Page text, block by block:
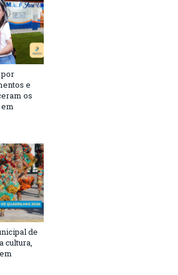
e
os
de
cultura,